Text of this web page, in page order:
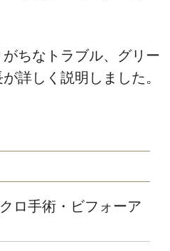
ちなトラブル、グリー
詳しく説明しました。
ロ手術・ビフォーア